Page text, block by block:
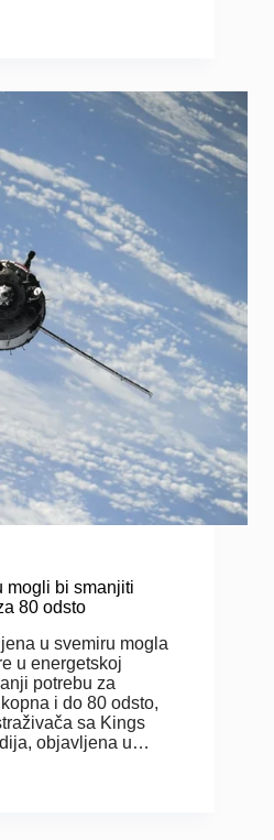
mogli bi smanjiti
80 odsto
u svemiru mogla
u energetskoj
potrebu za
i do 80 odsto,
sa Kings
objavljena u…